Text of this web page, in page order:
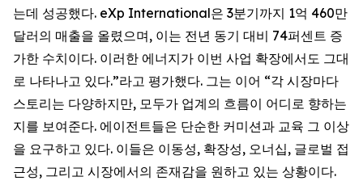
는데 성공했다. eXp International은 3분기까지 1억 460만
달러의 매출을 올렸으며, 이는 전년 동기 대비 74퍼센트 증
가한 수치이다. 이러한 에너지가 이번 사업 확장에서도 그대
로 나타나고 있다.”라고 평가했다. 그는 이어 “각 시장마다
스토리는 다양하지만, 모두가 업계의 흐름이 어디로 향하는
지를 보여준다. 에이전트들은 단순한 커미션과 교육 그 이상
을 요구하고 있다. 이들은 이동성, 확장성, 오너십, 글로벌 접
근성, 그리고 시장에서의 존재감을 원하고 있는 상황이다.